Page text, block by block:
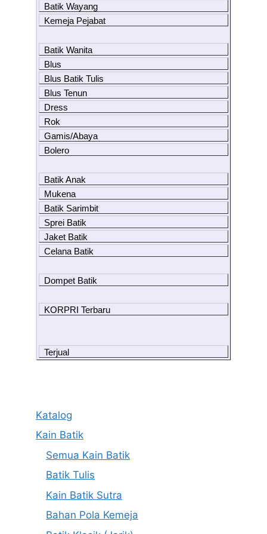
Batik Wayang
Kemeja Pejabat
Batik Wanita
Blus
Blus Batik Tulis
Blus Tenun
Dress
Rok
Gamis/Abaya
Bolero
Batik Anak
Mukena
Batik Sarimbit
Sprei Batik
Jaket Batik
Celana Batik
Dompet Batik
KORPRI Terbaru
Terjual
Katalog
Kain Batik
Semua Kain Batik
Batik Tulis
Kain Batik Sutra
Bahan Pola Kemeja